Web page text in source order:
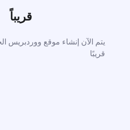
قريباً
يتم الآن إنشاء موقع ووردبريس
قريبًا